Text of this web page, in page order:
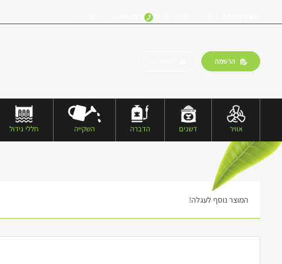
הרשמה
אוויר דשנים הדברה השקייה חללי גידול
המוצר נוסף לעגלה!